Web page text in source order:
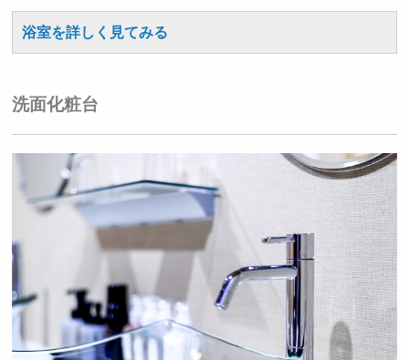
浴室を詳しく見てみる
洗面化粧台